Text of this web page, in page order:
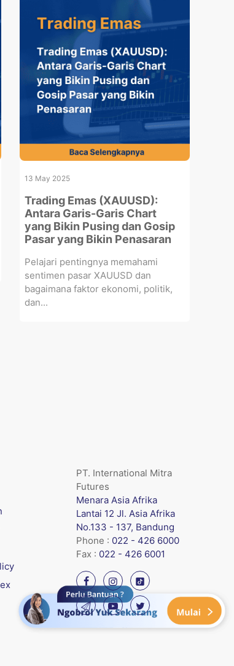
13 May 2025
Trading Emas (XAUUSD):
Antara Garis-Garis Chart
yang Bikin Pusing dan Gosip
Pasar yang Bikin Penasaran
Pelajari pentingnya memahami
sentimen pasar XAUUSD dan
bagaimana faktor ekonomi, politik,
dan...
PT. International Mitra
Futures
Menara Asia Afrika
Lantai 12 Jl. Asia Afrika
No.133 - 137, Bandung
Phone : 022 - 426 6000
Fax : 022 - 426 6001